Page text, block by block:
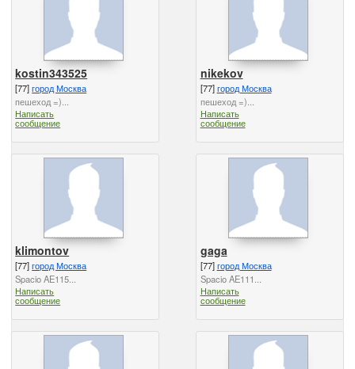
kostin343525
[77]город Москва
пешеход =)...
Написать
сообщение
nikekov
[77]город Москва
пешеход =)...
Написать
сообщение
klimontov
[77]город Москва
Spacio AE115...
Написать
сообщение
gaga
[77]город Москва
Spacio AE111...
Написать
сообщение